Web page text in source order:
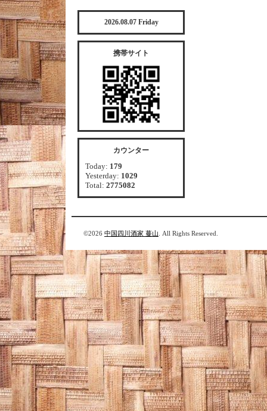
2026.08.07 Friday
携帯サイト
カウンター
Today: 179
Yesterday: 1029
Total: 2775082
©2026 中国四川酒家 蔓山 . All Rights Reserved.